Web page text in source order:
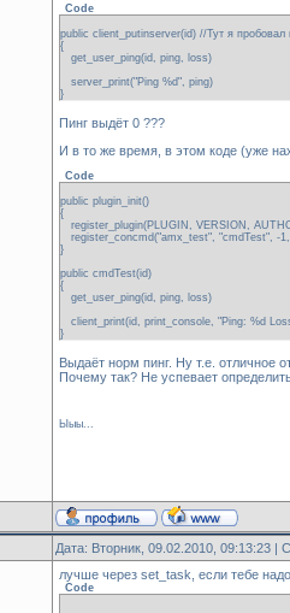
Code
public client_putinserver(id) //Тут я
{
get_user_ping(id, ping, loss)
server_print("Ping %d", ping)
}
Пинг выдёт 0 ???
И в то же время, в этом коде (уже
Code
public plugin_init()
{
register_plugin(PLUGIN, VERSION,
register_concmd("amx_test", "cmdTest", -
}
public cmdTest(id)
{
get_user_ping(id, ping, loss)
client_print(id, print_console, "Ping: %d
}
Выдаёт норм пинг. Ну т.е. отличное
Почему так? Не успевает
Ыыы...
Дата: Вторник, 09.02.2010, 09:13:23 |
лучше через set_task, если тебе
Code